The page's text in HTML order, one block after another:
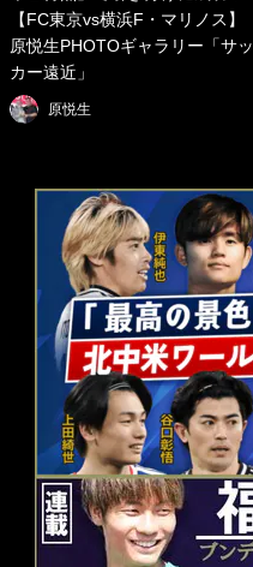
【FC東京vs横浜F・マリノス】
原悦生PHOTOギャラリー「サッ
カー遠近」
原悦生